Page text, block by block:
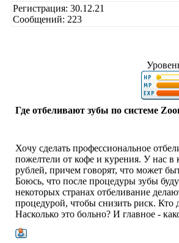
Регистрация: 30.12.21
Сообщений: 223
Где отбеливают зубы по системе
Хочу сделать профессиональное
пожелтели от кофе и курения. У нас в
рублей, причем говорят, что может
Боюсь, что после процедуры зубы
некоторых странах отбеливание
процедурой, чтобы снизить риск. Кто
Насколько это больно? И главное -